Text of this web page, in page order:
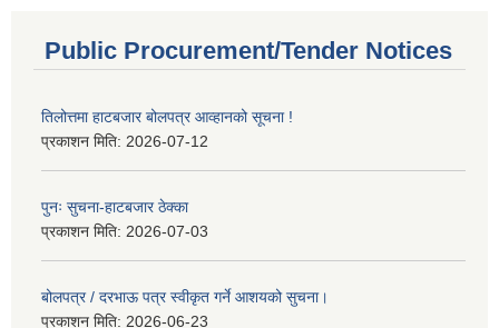
Public Procurement/Tender Notices
तिलोत्तमा हाटबजार बोलपत्र आव्हानको सूचना !
प्रकाशन मिति: 2026-07-12
पुनः सुचना-हाटबजार ठेक्का
प्रकाशन मिति: 2026-07-03
बोलपत्र / दरभाऊ पत्र स्वीकृत गर्ने आशयको सुचना।
प्रकाशन मिति: 2026-06-23